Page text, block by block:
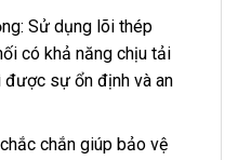
Sử dụng lõi thép
có khả năng chịu tải
được sự ổn định và an
chắn giúp bảo vệ